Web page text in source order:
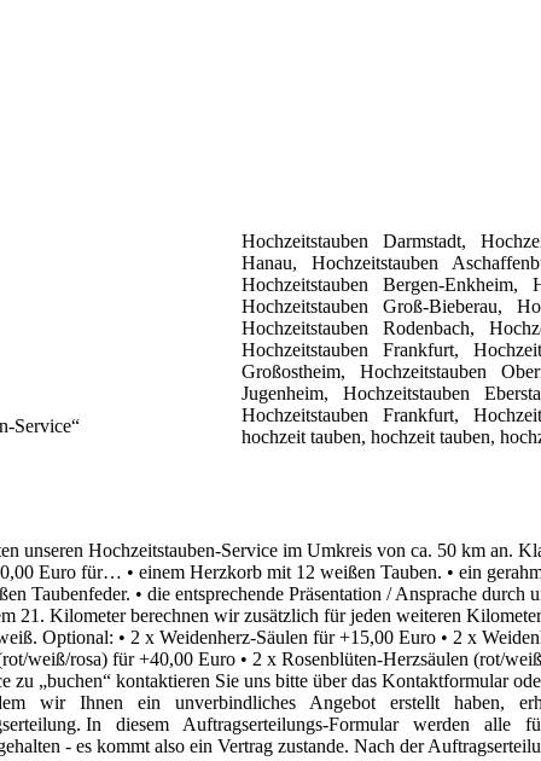
unseren Hochzeitstauben-Service im Umkreis von ca. 50 km an.
Euro für… • einem Herzkorb mit 12 weißen Tauben. • ein
Taubenfeder. • die entsprechende Präsentation / Ansprache durch
21. Kilometer berechnen wir zusätzlich fürjeden weiteren
Optional: • 2 x Weidenherz-Säulen für +15,00 Euro • 2 x
weiß/rosa) für +40,00 Euro • 2 x Rosenblüten-Herzsäulen (rot/
zu „buchen“ kontaktieren Sie uns bitte über das Kontaktformular
wir Ihnen ein unverbindliches Angebot erstellt haben,
In diesem Auftragserteilungs-Formular werden alle
- es kommt also ein Vertrag zustande. Nach der
Service“
Hochzeitstauben Darmstadt,
Hanau,
Hochzeitstauben
Hochzeitstauben
Bergen-Enkheim,
Hochzeitstauben
Groß-Bieberau,
Hochzeitstauben
Rodenbach,
Hochzeitstauben
Frankfurt,
Großostheim,
Hochzeitstauben
Jugenheim,
Hochzeitstauben
Hochzeitstauben
Frankfurt,
hochzeit tauben, hochzeit tauben,